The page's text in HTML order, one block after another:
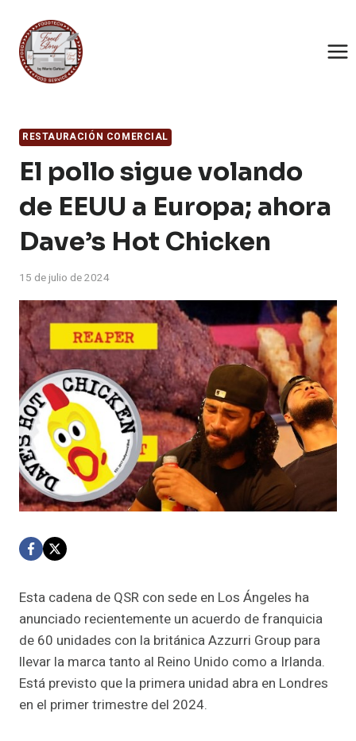
contenido
RESTAURACIÓN COMERCIAL
El pollo sigue volando
de EEUU a Europa; ahora
Dave’s Hot Chicken
15 de julio de 2024
Esta cadena de QSR con sede en Los Ángeles ha
anunciado recientemente un acuerdo de franquicia
de 60 unidades con la británica Azzurri Group para
llevar la marca tanto al Reino Unido como a Irlanda.
Está previsto que la primera unidad abra en Londres
en el primer trimestre del 2024.